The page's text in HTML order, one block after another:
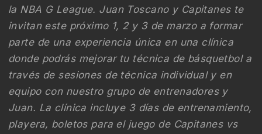
la NBA G League. Juan Toscano y Capitanes te
invitan este próximo 1, 2 y 3 de marzo a formar
parte de una experiencia única en una clínica
donde podrás mejorar tu técnica de básquetbol a
través de sesiones de técnica individual y en
equipo con nuestro grupo de entrenadores y
Juan. La clínica incluye 3 días de entrenamiento,
playera, boletos para el juego de Capitanes vs